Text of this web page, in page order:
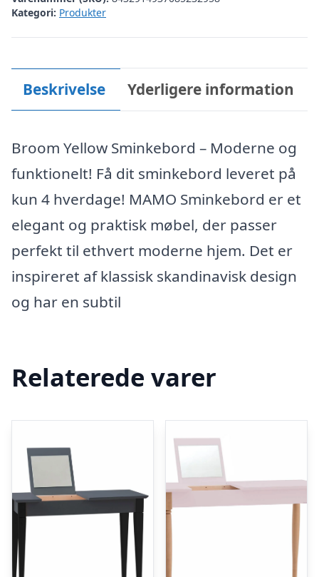
Kategori: Produkter
Beskrivelse Yderligere information
Broom Yellow Sminkebord – Moderne og
funktionelt! Få dit sminkebord leveret på
kun 4 hverdage! MAMO Sminkebord er et
elegant og praktisk møbel, der passer
perfekt til ethvert moderne hjem. Det er
inspireret af klassisk skandinavisk design
og har en subtil
Relaterede varer